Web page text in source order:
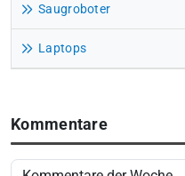
Saugroboter
Laptops
Kommentare